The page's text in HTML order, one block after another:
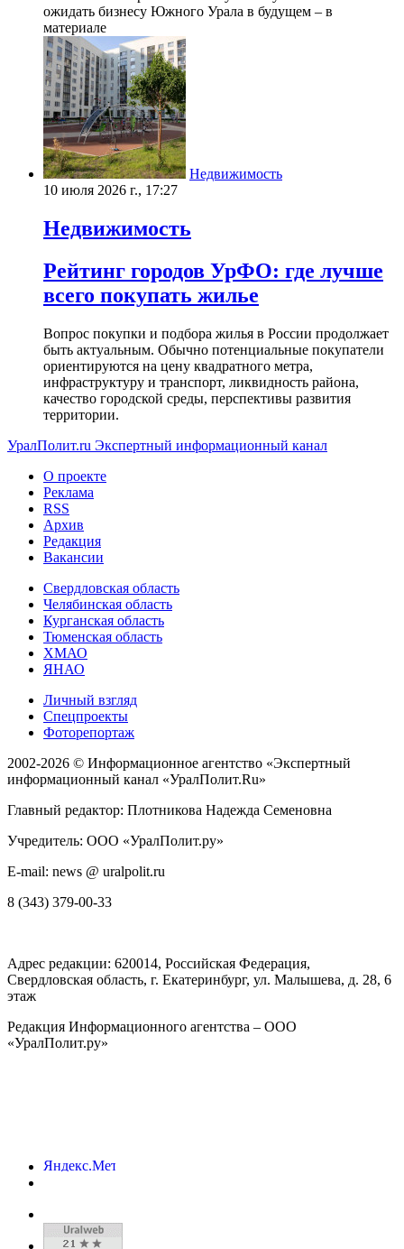
ожидать бизнесу Южного Урала в будущем – в
материале
Недвижимость
10 июля 2026 г., 17:27
Недвижимость
Рейтинг городов УрФО: где лучше
всего покупать жилье
Вопрос покупки и подбора жилья в России продолжает
быть актуальным. Обычно потенциальные покупатели
ориентируются на цену квадратного метра,
инфраструктуру и транспорт, ликвидность района,
качество городской среды, перспективы развития
территории.
УралПолит.ru Экспертный информационный канал
О проекте
Реклама
RSS
Архив
Редакция
Вакансии
Свердловская область
Челябинская область
Курганская область
Тюменская область
ХМАО
ЯНАО
Личный взгляд
Спецпроекты
Фоторепортаж
2002-2026 © Информационное агентство «Экспертный
информационный канал «УралПолит.Ru»
Главный редактор: Плотникова Надежда Семеновна
Учредитель: ООО «УралПолит.ру»
E-mail: news @ uralpolit.ru
8 (343) 379-00-33
Адрес редакции: 620014, Российская Федерация,
Свердловская область, г. Екатеринбург, ул. Малышева, д. 28, 6
этаж
Редакция Информационного агентства – ООО
«УралПолит.ру»